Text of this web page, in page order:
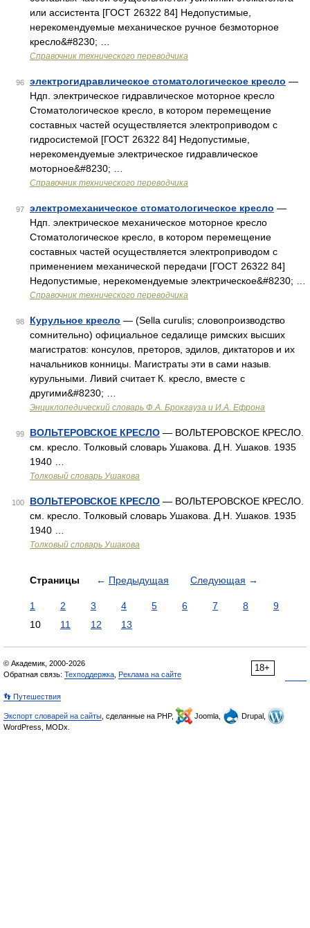
или ассистента [ГОСТ 26322 84] Недопустимые,
нерекомендуемые механическое ручное безмоторное
кресло&#8230; …
Справочник технического переводчика
96 электрогидравлическое стоматологическое кресло —
Ндп. электрическое гидравлическое моторное кресло
Стоматологическое кресло, в котором перемещение
составных частей осуществляется электроприводом с
гидросистемой [ГОСТ 26322 84] Недопустимые,
нерекомендуемые электрическое гидравлическое
моторное&#8230; …
Справочник технического переводчика
97 электромеханическое стоматологическое кресло —
Ндп. электрическое механическое моторное кресло
Стоматологическое кресло, в котором перемещение
составных частей осуществляется электроприводом с
применением механической передачи [ГОСТ 26322 84]
Недопустимые, нерекомендуемые электрическое&#8230; …
Справочник технического переводчика
98 Курульное кресло — (Sella curulis; словопроизводство
сомнительно) официальное седалище римских высших
магистратов: консулов, преторов, эдилов, диктаторов и их
начальников конницы. Магистраты эти в сами назыв.
курульными. Ливий считает К. кресло, вместе с
другими&#8230; …
Энциклопедический словарь Ф.А. Брокгауза и И.А. Ефрона
99 ВОЛЬТЕРОВСКОЕ КРЕСЛО — ВОЛЬТЕРОВСКОЕ КРЕСЛО.
см. кресло. Толковый словарь Ушакова. Д.Н. Ушаков. 1935
1940 …
Толковый словарь Ушакова
100 ВОЛЬТЕРОВСКОЕ КРЕСЛО — ВОЛЬТЕРОВСКОЕ КРЕСЛО.
см. кресло. Толковый словарь Ушакова. Д.Н. Ушаков. 1935
1940 …
Толковый словарь Ушакова
Страницы ← Предыдущая Следующая →
1 2 3 4 5 6 7 8
9
10
11 12 13
18+
© Академик, 2000-2026
Обратная связь: Техподдержка Реклама на сайте
👣 Путешествия
Экспорт словарей на сайты , сделанные на PHP, Joomla,
Drupal,
WordPress, MODx.